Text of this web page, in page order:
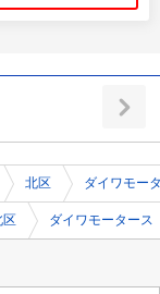
北区 ダイワモー
区 ダイワモータース